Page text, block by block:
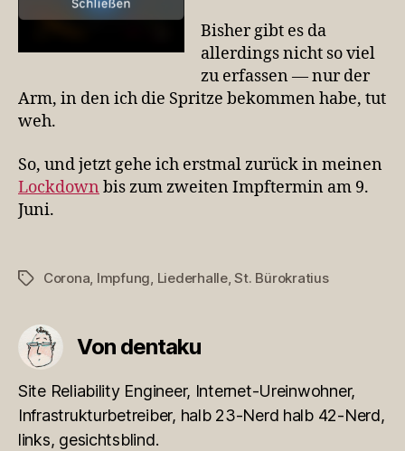
Bisher gibt es da
allerdings nicht so viel
zu erfassen — nur der
Arm, in den ich die Spritze bekommen habe, tut
weh.
So, und jetzt gehe ich erstmal zurück in meinen
Lockdown bis zum zweiten Impftermin am 9.
Juni.
Schlagwörter
Corona, Impfung, Liederhalle,St. Bürokratius
Von dentaku
Site Reliability Engineer, Internet-Ureinwohner,
Infrastrukturbetreiber, halb 23-Nerd halb 42-Nerd,
links, gesichtsblind.